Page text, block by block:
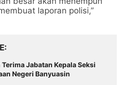
laporan polisi,”
Jabatan Kepala Seksi
Negeri Banyuasin